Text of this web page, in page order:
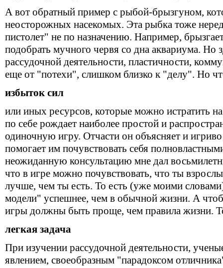
А вот обратный пример с рыбой-брызгуном,
неосторожных насекомых. Эта рыбка тоже
пистолет" не по назначению. Например,
подобрать мучного червя со дна аквариума. Но
рассудочной деятельности, пластичности,
еще от "потехи", слишком близко к "делу". Но
избыток сил
или иных ресурсов, которые можно истратить
по себе рождает наиболее простой и
одиночную игру. Отчасти он объясняет и
помогает им почувствовать себя
неожиданную консультацию мне дал
что в игре можно почувствовать, что ты
лучше, чем ты есть. То есть (уже моими
модели" успешнее, чем в обычной жизни. А
игры должны быть проще, чем правила жизни.
легкая задача
При изучении рассудочной деятельности,
явлением, своеобразным "парадоксом